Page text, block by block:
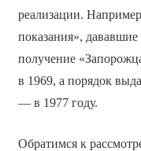
реализации.
показания»,
получение
в 1969, а порядок
— в 1977 году.
Обратимся к